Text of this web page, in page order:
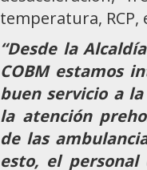
temperatura,
“Desde la
COBM estamos
buen servicio a
la atención
de las
esto, el